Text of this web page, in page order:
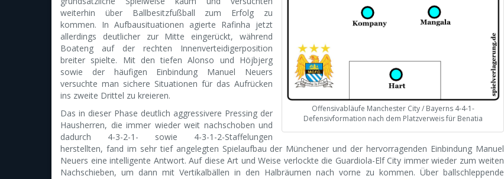
Offensivabläufe Manchester City / Bayerns 4-4-1-
Defensivformation nach dem Platzverweis für Benatia
weiterhin über Ballbesitzfußball zum Erfolg zu
kommen. In Aufbausituationen agierte Rafinha jetzt
allerdings deutlicher zur Mitte eingerückt, während
Boateng auf der rechten Innenverteidigerposition
breiter spielte. Mit den tiefen Alonso und Höjbjerg
sowie der häufigen Einbindung Manuel Neuers
versuchte man sichere Situationen für das Aufrücken
ins zweite Drittel zu kreieren.
Das in dieser Phase deutlich aggressivere Pressing der
Hausherren, die immer wieder weit nachschoben und
dadurch 4-3-2-1- sowie 4-3-1-2-Staffelungen
herstellten, fand im sehr tief angelegten Spielaufbau der Münchener und der hervorragenden Einbindung Manuel
Neuers eine intelligente Antwort. Auf diese Art und Weise verlockte die Guardiola-Elf City immer wieder zum weiten
Nachschieben, um dann mit Vertikalbällen in den Halbräumen nach vorne zu kommen. Über ballschleppende